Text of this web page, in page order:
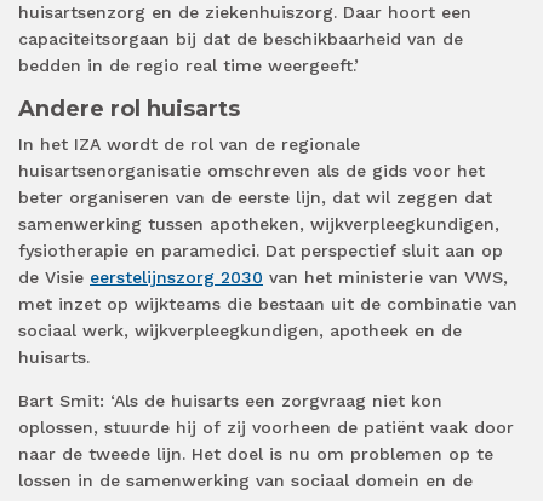
huisartsenzorg en de ziekenhuiszorg. Daar hoort een
capaciteitsorgaan bij dat de beschikbaarheid van de
bedden in de regio real time weergeeft.’
Andere rol huisarts
In het IZA wordt de rol van de regionale
huisartsenorganisatie omschreven als de gids voor het
beter organiseren van de eerste lijn, dat wil zeggen dat
samenwerking tussen apotheken, wijkverpleegkundigen,
fysiotherapie en paramedici. Dat perspectief sluit aan op
de Visie eerstelijnszorg 2030 van het ministerie van VWS,
met inzet op wijkteams die bestaan uit de combinatie van
sociaal werk, wijkverpleegkundigen, apotheek en de
huisarts.
Bart Smit: ‘Als de huisarts een zorgvraag niet kon
oplossen, stuurde hij of zij voorheen de patiënt vaak door
naar de tweede lijn. Het doel is nu om problemen op te
lossen in de samenwerking van sociaal domein en de